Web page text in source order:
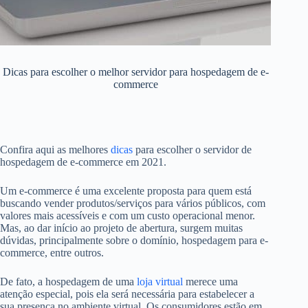
Dicas para escolher o melhor servidor para hospedagem de e-
commerce
Confira aqui as melhores dicas para escolher o servidor de
hospedagem de e-commerce em 2021.
Um e-commerce é uma excelente proposta para quem está
buscando vender produtos/serviços para vários públicos, com
valores mais acessíveis e com um custo operacional menor.
Mas, ao dar início ao projeto de abertura, surgem muitas
dúvidas, principalmente sobre o domínio, hospedagem para e-
commerce, entre outros.
De fato, a hospedagem de uma loja virtual merece uma
atenção especial, pois ela será necessária para estabelecer a